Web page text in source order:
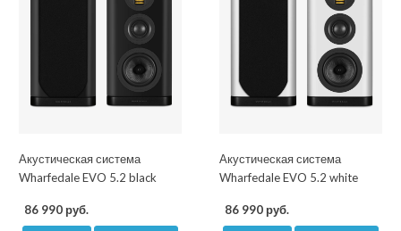
Акустическая система
Wharfedale EVO 5.2 black
86 990 руб.
Акустическая система
Wharfedale EVO 5.2 white
86 990 руб.